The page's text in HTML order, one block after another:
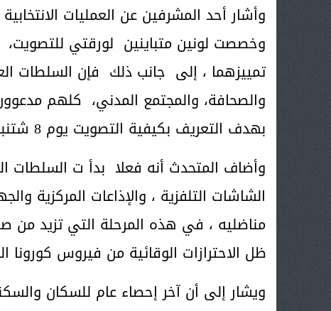
وأشار أحد المشرفين عن العمليات
وخصصت لونين متباينين لورقتي للتصويت،
تمييزهما ، إلى جانب ذلك فإن السلطات
والصحافة، والمجتمع المدني، كلهم
بهدف التعريف بكيفية التصويت يوم 8 شتنبر 2021 .
وأضاف المتحدث أنه فعلا بدأ ت السلطات
الشاشات التلفزية ، والإذاعات المركزية
مناضليه ، في هذه المرحلة التي تزيد من
ظل الاحترازات الوقائية من فيروس كورونا